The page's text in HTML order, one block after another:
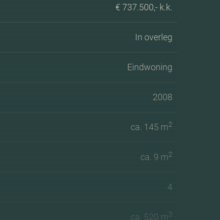
€ 737.500,- k.k.
In overleg
Eindwoning
2008
ca. 145 m2
ca. 9 m2
4
ca. 520 m3